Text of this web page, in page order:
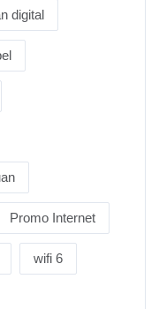
digital
Promo Internet
wifi 6